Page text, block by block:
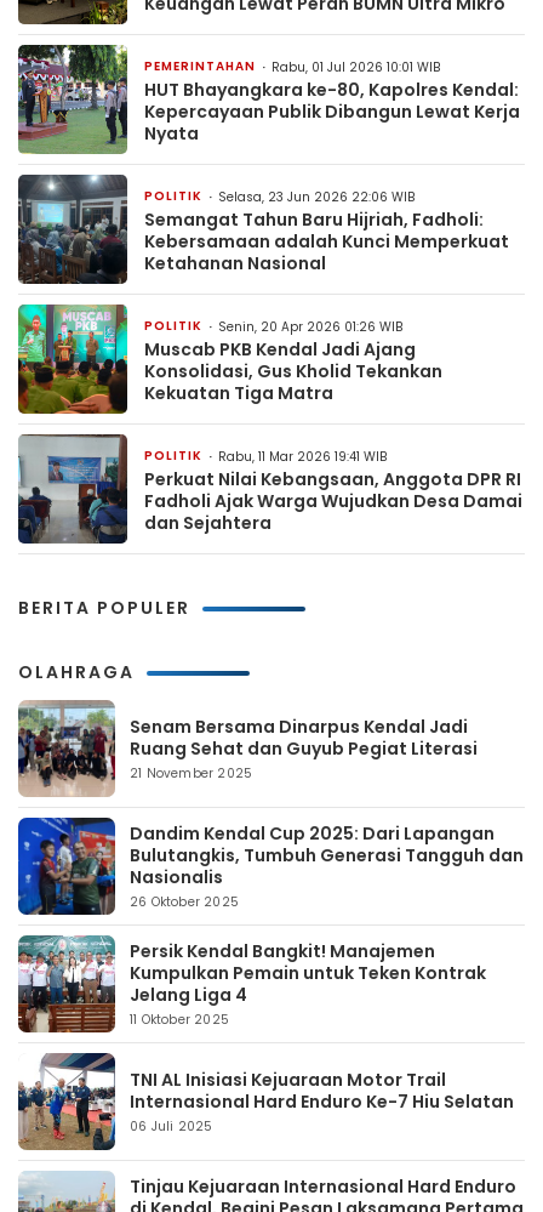
PEMERINTAHAN Rabu, 01 Jul 2026 10:01 WIB
HUT Bhayangkara ke-80, Kapolres Kendal:
Kepercayaan Publik Dibangun Lewat Kerja
Nyata
POLITIK Selasa, 23 Jun 2026 22:06 WIB
Semangat Tahun Baru Hijriah, Fadholi:
Kebersamaan adalah Kunci Memperkuat
Ketahanan Nasional
POLITIK Senin, 20 Apr 2026 01:26 WIB
Muscab PKB Kendal Jadi Ajang
Konsolidasi, Gus Kholid Tekankan
Kekuatan Tiga Matra
POLITIK Rabu, 11 Mar 2026 19:41 WIB
Perkuat Nilai Kebangsaan, Anggota DPR RI
Fadholi Ajak Warga Wujudkan Desa Damai
dan Sejahtera
BERITA POPULER
OLAHRAGA
Senam Bersama Dinarpus Kendal Jadi
Ruang Sehat dan Guyub Pegiat Literasi
21 November 2025
Dandim Kendal Cup 2025: Dari Lapangan
Bulutangkis, Tumbuh Generasi Tangguh dan
Nasionalis
26 Oktober 2025
Persik Kendal Bangkit! Manajemen
Kumpulkan Pemain untuk Teken Kontrak
Jelang Liga 4
11 Oktober 2025
TNI AL Inisiasi Kejuaraan Motor Trail
Internasional Hard Enduro Ke-7 Hiu Selatan
06 Juli 2025
Tinjau Kejuaraan Internasional Hard Enduro